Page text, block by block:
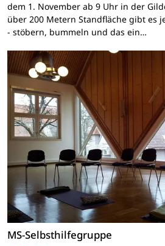
dem 1. November ab 9 Uhr in der
über 200 Metern Standfläche gibt es
- stöbern, bummeln und das ein…
MS-Selbsthilfegruppe